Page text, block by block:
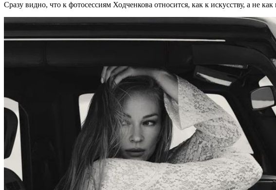
Сразу видно, что к фотосессиям Ходченкова относится, как к искусству, а не